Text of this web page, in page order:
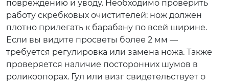
повреждению и уводу. Необходимо проверить
работу скребковых очистителей: нож должен
плотно прилегать к барабану по всей ширине.
Если вы видите просветы более 2 мм —
требуется регулировка или замена ножа. Также
проверяется наличие посторонних шумов в
роликоопорах. Гул или визг свидетельствует о